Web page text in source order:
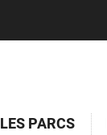
LES PARCS